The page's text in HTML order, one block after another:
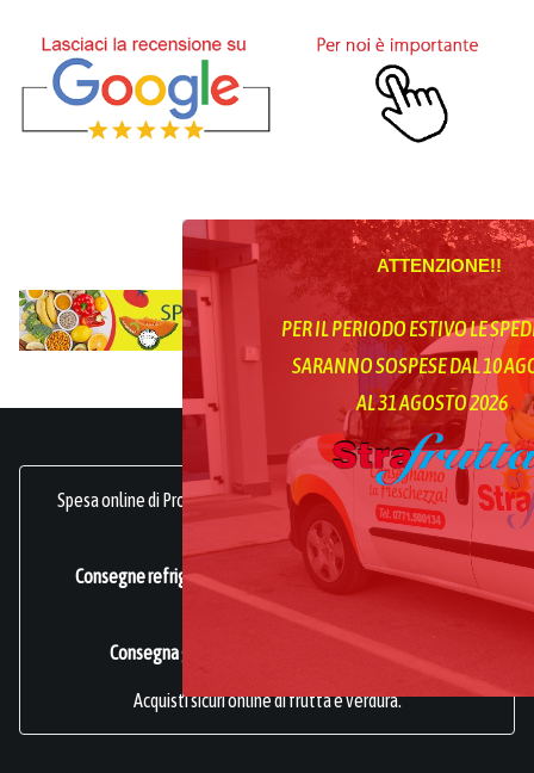
ATTENZIONE!!
PER IL PERIODO ESTIVO LE
SARANNO SOSPESE DAL 10
AL 31 AGOSTO 2026
Spesa online di Prodotti Ortofrutticoli, sani, freschi e genuini.
frutta online.
Consegne refrigerate a domicilio in tutta Italia.Azienda
Certificata ISO 22000
Consegna gratuita per acquisti superiori a 49€.
Acquisti sicuri online di frutta e verdura.